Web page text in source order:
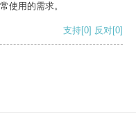
使用的需求。
支持[0] 反对[0]